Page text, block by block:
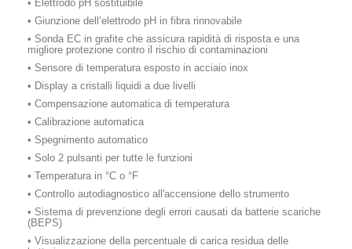
• Elettrodo pH sostituibile
• Giunzione dell’elettrodo pH in fibra rinnovabile
• Sonda EC in grafite che assicura rapidità di risposta e una
migliore protezione contro il rischio di contaminazioni
• Sensore di temperatura esposto in acciaio inox
• Display a cristalli liquidi a due livelli
• Compensazione automatica di temperatura
• Calibrazione automatica
• Spegnimento automatico
• Solo 2 pulsanti per tutte le funzioni
• Temperatura in °C o °F
• Controllo autodiagnostico all'accensione dello strumento
• Sistema di prevenzione degli errori causati da batterie scariche
(BEPS)
• Visualizzazione della percentuale di carica residua delle